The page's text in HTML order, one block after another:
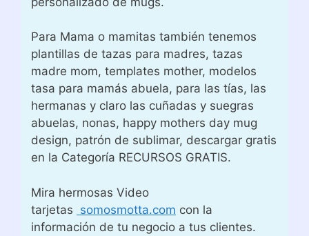
Para Mama o mamitas también tenemos
plantillas de tazas para madres, tazas
madre mom, templates mother, modelos
tasa para mamás abuela, para las tías, las
hermanas y claro las cuñadas y suegras
abuelas, nonas, happy mothers day mug
design, patrón de sublimar, descargar gratis
en la Categoría RECURSOS GRATIS.
Mira hermosas Video
tarjetas somosmotta.com con la
información de tu negocio a tus clientes.